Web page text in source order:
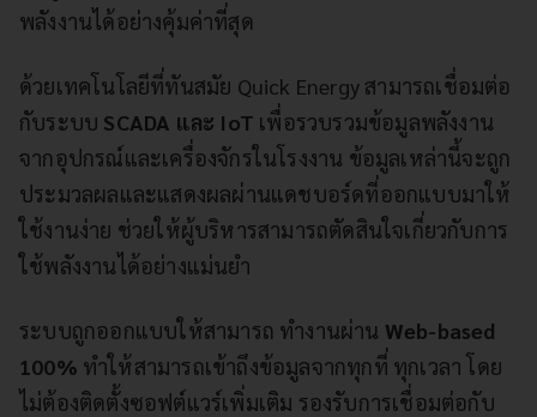
พลังงานได้อย่างคุ้มค่าที่สุด
ด้วยเทคโนโลยีที่ทันสมัย Quick Energy สามารถเชื่อมต่อ
กับระบบ SCADA และ IoT เพื่อรวบรวมข้อมูลพลังงาน
จากอุปกรณ์และเครื่องจักรในโรงงาน ข้อมูลเหล่านี้จะถูก
ประมวลผลและแสดงผลผ่านแดชบอร์ดที่ออกแบบมาให้
ใช้งานง่าย ช่วยให้ผู้บริหารสามารถตัดสินใจเกี่ยวกับการ
ใช้พลังงานได้อย่างแม่นยำ
ระบบถูกออกแบบให้สามารถ ทำงานผ่าน Web-based
100% ทำให้สามารถเข้าถึงข้อมูลจากทุกที่ ทุกเวลา โดย
ไม่ต้องติดตั้งซอฟต์แวร์เพิ่มเติม รองรับการเชื่อมต่อกับ